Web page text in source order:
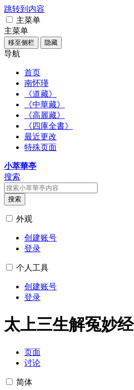
跳转到内容
主菜单
主菜单
移至侧栏 隐藏
导航
首页
南怀瑾
《道藏》
《中華藏》
《高麗藏》
《四庫全書》
最近更改
特殊页面
小萃華亭
搜索
搜索
外观
创建账号
登录
个人工具
创建账号
登录
太上三生解冤妙经
页面
讨论
简体